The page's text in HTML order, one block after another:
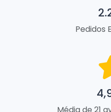
Pedidos